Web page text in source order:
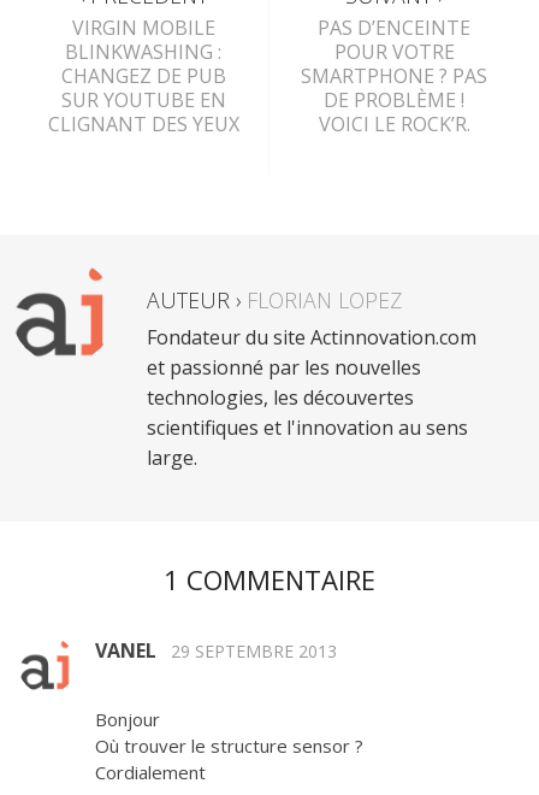
VIRGIN MOBILE
BLINKWASHING :
CHANGEZ DE PUB
SUR YOUTUBE EN
CLIGNANT DES YEUX
PAS D’ENCEINTE
POUR VOTRE
SMARTPHONE ? PAS
DE PROBLÈME !
VOICI LE ROCK’R.
AUTEUR › FLORIAN LOPEZ
Fondateur du site Actinnovation.com
et passionné par les nouvelles
technologies, les découvertes
scientifiques et l'innovation au sens
large.
1 COMMENTAIRE
VANEL 29 SEPTEMBRE 2013
Bonjour
Où trouver le structure sensor ?
Cordialement